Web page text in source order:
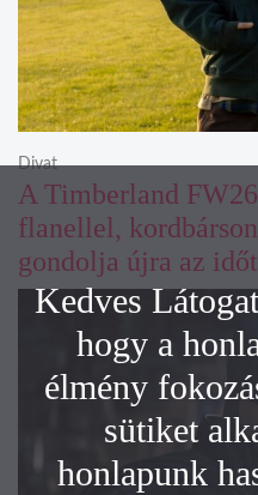
A Timberland
flanellel,
gondolja újra az
Divat
Kedves
hogy a
élmény
sütiket
honlapunk